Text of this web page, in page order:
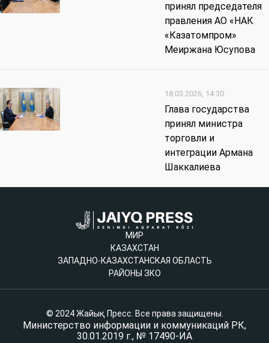
принял председателя
правления АО «НАК
«Казатомпром»
Меиржана Юсупова
18.03.2026, 14:30
Глава государства
принял министра
торговли и
интеграции Армана
Шаккалиева
МИР
КАЗАХСТАН
ЗАПАДНО-КАЗАХСТАНСКАЯ ОБЛАСТЬ
РАЙОНЫ ЗКО
© 2024 Жайық Пресс. Все права защищены.
Министерство информации и коммуникаций РК,
30.01.2019 г., № 17490-ИА